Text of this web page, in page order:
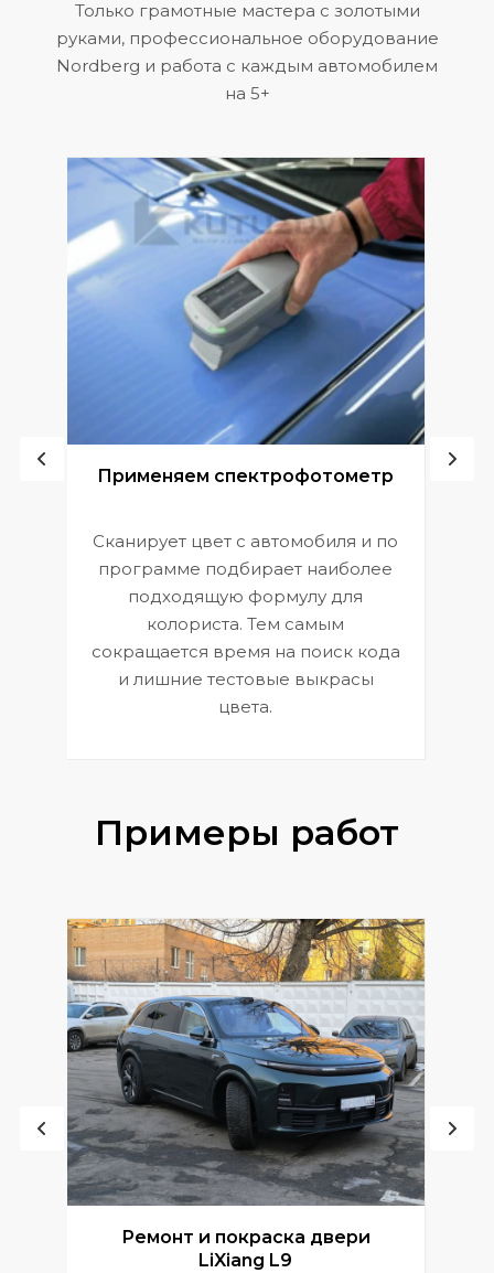
Только грамотные мастера с золотыми
руками, профессиональное оборудование
Nordberg и работа с каждым автомобилем
на 5+
Применяем спектрофотометр
Сканирует цвет с автомобиля и по
программе подбирает наиболее
подходящую формулу для
колориста. Тем самым
сокращается время на поиск кода
и лишние тестовые выкрасы
цвета.
Примеры работ
Ремонт и покраска двери
LiXiang L9